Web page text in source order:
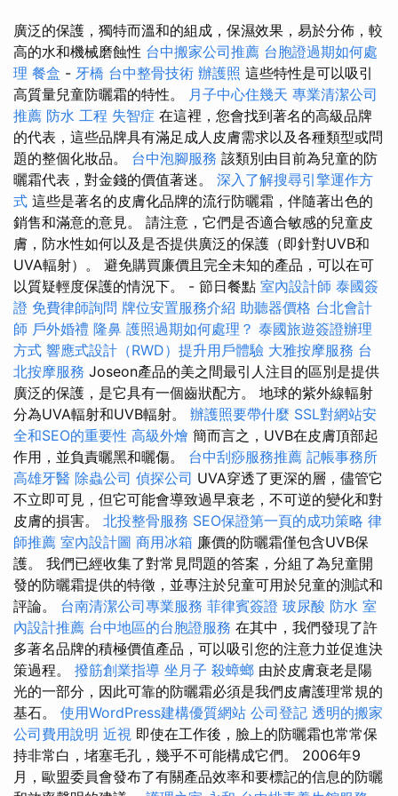
廣泛的保護，獨特而溫和的組成，保濕效果，易於分佈，較
高的水和機械磨蝕性 台中搬家公司推薦 台胞證過期如何處
理 餐盒 - 牙橋 台中整骨技術 辦護照 這些特性是可以吸引
高質量兒童防曬霜的特性。 月子中心住幾天 專業清潔公司
推薦 防水 工程 失智症 在這裡，您會找到著名的高級品牌
的代表，這些品牌具有滿足成人皮膚需求以及各種類型或問
題的整個化妝品。 台中泡腳服務 該類別由目前為兒童的防
曬霜代表，對金錢的價值著迷。 深入了解搜尋引擎運作方
式 這些是著名的皮膚化品牌的流行防曬霜，伴隨著出色的
銷售和滿意的意見。 請注意，它們是否適合敏感的兒童皮
膚，防水性如何以及是否提供廣泛的保護（即針對UVB和
UVA輻射）。 避免購買廉價且完全未知的產品，可以在可
以質疑輕度保護的情況下。 - 節日餐點 室內設計師 泰國簽
證 免費律師詢問 牌位安置服務介紹 助聽器價格 台北會計
師 戶外婚禮 隆鼻 護照過期如何處理？ 泰國旅遊簽證辦理
方式 響應式設計（RWD）提升用戶體驗 大雅按摩服務 台
北按摩服務 Joseon產品的美之間最引人注目的區別是提供
廣泛的保護，是它具有一個齒狀配方。 地球的紫外線輻射
分為UVA輻射和UVB輻射。 辦護照要帶什麼 SSL對網站安
全和SEO的重要性 高級外燴 簡而言之，UVB在皮膚頂部起
作用，並負責曬黑和曬傷。 台中刮痧服務推薦 記帳事務所
高雄牙醫 除蟲公司 偵探公司 UVA穿透了更深的層，儘管它
不立即可見，但它可能會導致過早衰老，不可逆的變化和對
皮膚的損害。 北投整骨服務 SEO保證第一頁的成功策略 律
師推薦 室內設計圖 商用冰箱 廉價的防曬霜僅包含UVB保
護。 我們已經收集了對常見問題的答案，分組了為兒童開
發的防曬霜提供的特徵，並專注於兒童可用於兒童的測試和
評論。 台南清潔公司專業服務 菲律賓簽證 玻尿酸 防水 室
內設計推薦 台中地區的台胞證服務 在其中，我們發現了許
多著名品牌的積極價值產品，可以吸引您的注意力並促進決
策過程。 撥筋創業指導 坐月子 殺蟑螂 由於皮膚衰老是陽
光的一部分，因此可靠的防曬霜必須是我們皮膚護理常規的
基石。 使用WordPress建構優質網站 公司登記 透明的搬家
公司費用說明 近視 即使在工作後，臉上的防曬霜也常常保
持非常白，堵塞毛孔，幾乎不可能構成它們。 2006年9
月，歐盟委員會發布了有關產品效率和要標記的信息的防曬